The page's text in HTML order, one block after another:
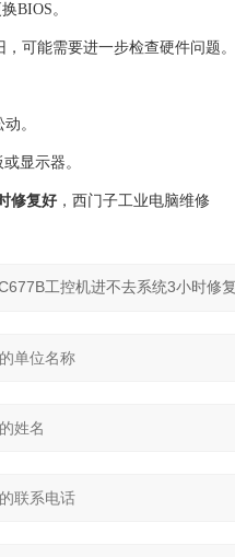
BIOS。
，可能需要进一步检查硬件问题。
。
显示器。
修复好 ，西门子工业电脑维修